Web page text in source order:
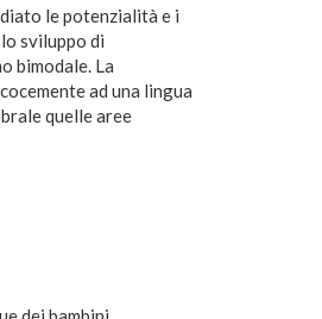
le potenzialità e i
sviluppo di
bimodale. La
ad una lingua
quelle aree